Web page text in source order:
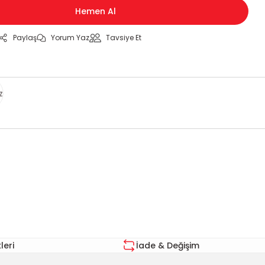
Hemen Al
Paylaş Yorum Yaz Tavsiye Et
İade & Değişim